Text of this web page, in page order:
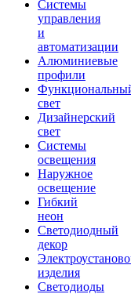
Системы
управления
и
автоматизации
Алюминиевые
профили
свет
Дизайнерский
свет
Системы
освещения
Наружное
освещение
Гибкий
неон
Светодиодный
декор
изделия
Светодиоды